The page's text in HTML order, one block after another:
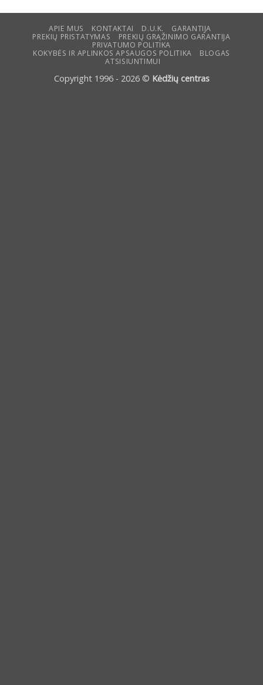
multiple
variants.
The
may
590.00 €
multiple
The
may
APIE MUS KONTAKTAI D.U.K.
GARANTIJA
PREKIŲ PRISTATYMAS
PREKIŲ GRĄŽINIMO GARANTIJA
PRIVATUMO POLITIKA
KOKYBĖS IR APLINKOS APSAUGOS POLITIKA
BLOGAS
ATSISIUNTIMUI
Copyright 1996 - 2026 © Kėdžių centras